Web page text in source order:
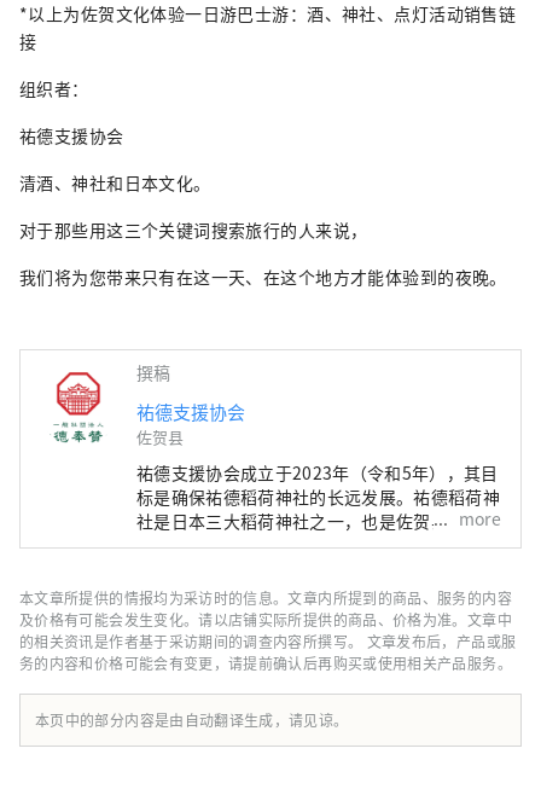
*以上为佐贺文化体验一日游巴士游：酒、神社、点灯活动销售链
接
组织者：
祐德支援协会
清酒、神社和日本文化。
对于那些用这三个关键词搜索旅行的人来说，
我们将为您带来只有在这一天、在这个地方才能体验到的夜晚。
撰稿
祐德支援协会
佐贺县
祐德支援协会成立于2023年（令和5年），其目
标是确保祐德稻荷神社的长远发展。祐德稻荷神
社是日本三大稻荷神社之一，也是佐贺县乃至日
本的骄傲。同时，我们致力于与信徒和当地居民
祐德稻荷神社的宗旨，努力开展切实可行的活
动，并通过我们的活动回馈当地社区，力求为整
个城市的旅游业和经济发展做出最大的贡献。
more
本文章所提供的情报均为采访时的信息。文章内所提到的商品、服务的内容
及价格有可能会发生变化。请以店铺实际所提供的商品、价格为准。文章中
的相关资讯是作者基于采访期间的调查内容所撰写。 文章发布后，产品或服
务的内容和价格可能会有变更，请提前确认后再购买或使用相关产品服务。
本页中的部分内容是由自动翻译生成，请见谅。